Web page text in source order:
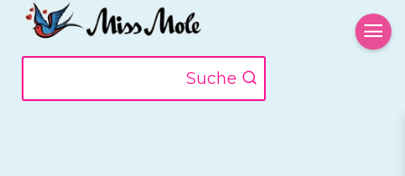
Zum
Inhalt
springen
Suche